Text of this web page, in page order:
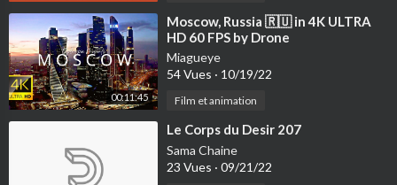
00:11:45
⁣Moscow, Russia 🇷🇺 in 4K ULTRA
HD 60 FPS by Drone
Miagueye
54 Vues · 10/19/22
Film et animation
⁣Le Corps du Desir 207
Sama Chaine
23 Vues · 09/21/22